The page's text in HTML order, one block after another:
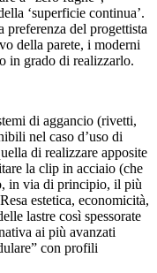
‘superficie continua’.
preferenza del progettista
della parete, i moderni
in grado di realizzarlo.
di aggancio (rivetti,
nel caso d’uso di
di realizzare apposite
la clip in acciaio (che
in via di principio, il più
estetica, economicità,
lastre così spessorate
ai più avanzati
con profili